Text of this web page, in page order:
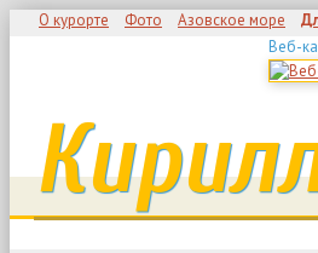
О курорте Фото Азовское море
Веб-